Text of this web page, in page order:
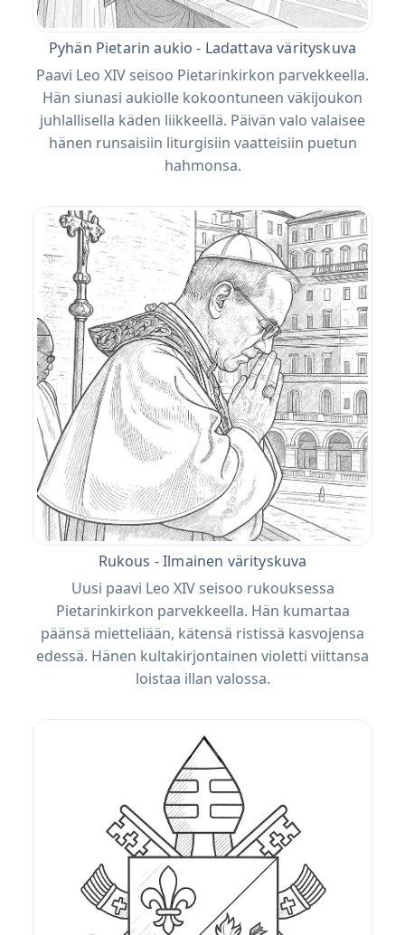
Pyhän Pietarin aukio - Ladattava värityskuva
Paavi Leo XIV seisoo Pietarinkirkon parvekkeella.
Hän siunasi aukiolle kokoontuneen väkijoukon
juhlallisella käden liikkeellä. Päivän valo valaisee
hänen runsaisiin liturgisiin vaatteisiin puetun
hahmonsa.
Rukous - Ilmainen värityskuva
Uusi paavi Leo XIV seisoo rukouksessa
Pietarinkirkon parvekkeella. Hän kumartaa
päänsä mietteliään, kätensä ristissä kasvojensa
edessä. Hänen kultakirjontainen violetti viittansa
loistaa illan valossa.